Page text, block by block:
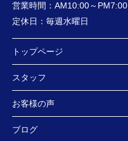
営業時間： AM10:00～PM7:00
定休日： 毎週水曜日
トップページ
スタッフ
お客様の声
ブログ